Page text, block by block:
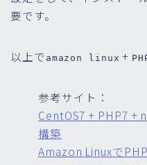
要です。
以上で amazon linux +
参考サイト：
CentOS7 + PHP7 +
構築
Amazon Linuxで